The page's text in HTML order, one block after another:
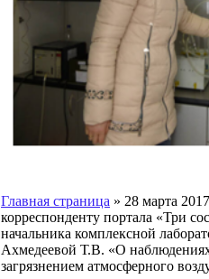
Главная страница » 28 марта
корреспонденту портала «Три
начальника комплексной
Ахмедеевой Т.В. «О
загрязнением атмосферного